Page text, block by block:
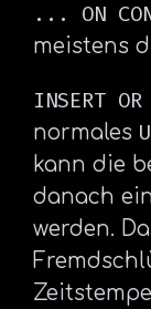
... ON
meistens
INSERT OR
normales
kann die
danach
werden.